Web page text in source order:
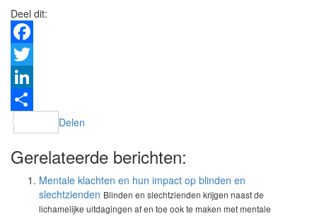
Deel dit:
Facebook
Twitter
LinkedIn
Delen
Gerelateerde berichten:
Mentale klachten en hun impact op blinden en
slechtzienden Blinden en slechtzienden krijgen naast de
lichamelijke uitdagingen af en toe ook te maken met mentale